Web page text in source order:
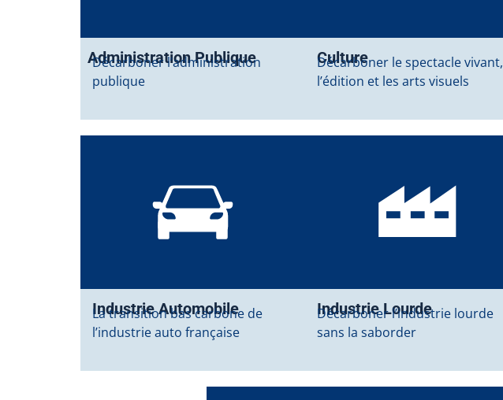
Administration Publique
Décarboner l’administration
publique
Culture
Décarboner le spectacle vivant,
l’édition et les arts visuels
Industrie Automobile
La transition bas carbone de
l’industrie auto française
Industrie Lourde
Décarboner l’industrie lourde
sans la saborder